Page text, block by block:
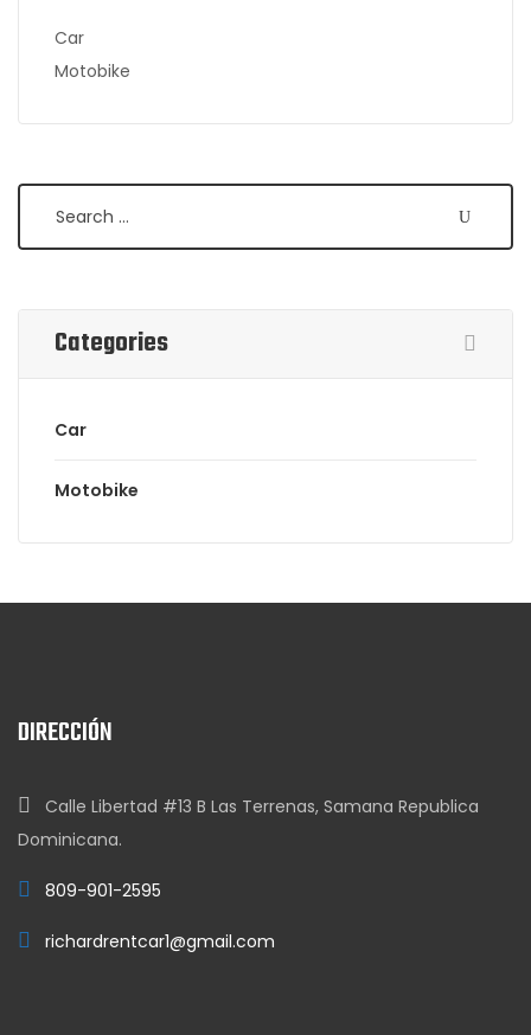
Car
Motobike
Categories
Car
Motobike
DIRECCIÓN
Calle Libertad #13 B Las Terrenas, Samana Republica
Dominicana.
809-901-2595
richardrentcar1@gmail.com